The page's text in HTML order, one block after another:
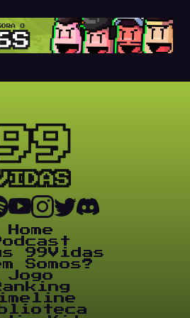
Home
99Vidas
Somos?
Jogo